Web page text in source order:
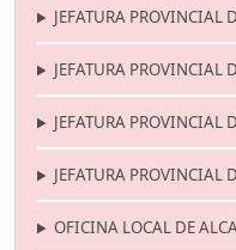
JEFATURA PROVINCIAL
JEFATURA PROVINCIAL
JEFATURA PROVINCIAL
JEFATURA PROVINCIAL
OFICINA LOCAL DE